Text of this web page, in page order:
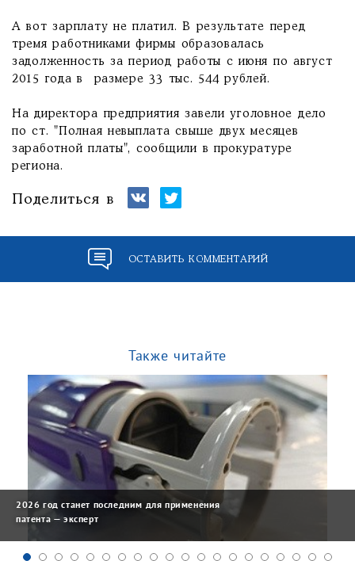
А вот зарплату не платил. В результате перед
тремя работниками фирмы образовалась
задолженность за период работы с июня по август
2015 года в размере 33 тыс. 544 рублей.
На директора предприятия завели уголовное дело
по ст. "Полная невыплата свыше двух месяцев
заработной платы", сообщили в прокуратуре
региона.
Поделиться в
ОСТАВИТЬ КОММЕНТАРИЙ
Также читайте
2026 год станет последним для применения
патента — эксперт